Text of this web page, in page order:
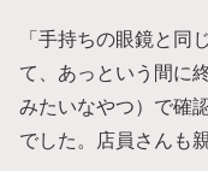
「手持ちの眼鏡と同
て、あっという間に
みたいなやつ）で確
でした。店員さんも